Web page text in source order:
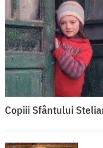
Copiii Sfântului